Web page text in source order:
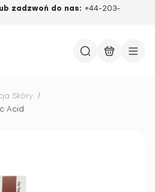
zadzwoń do nas: +44-203-
Skóry /
Acid